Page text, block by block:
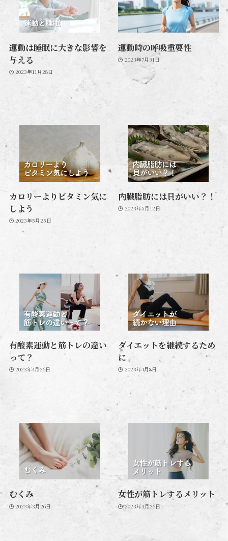
運動は睡眠に大きな影響を
与える
2023年11月28日
運動時の呼吸重要性
2023年7月31日
カロリーよりビタミン気に
しよう
2023年5月25日
内臓脂肪には貝がいい？！
2023年5月12日
有酸素運動と筋トレの違い
って？
2023年4月26日
ダイエットを継続するため
に
2023年4月8日
むくみ
2023年3月26日
女性が筋トレするメリット
2023年3月26日